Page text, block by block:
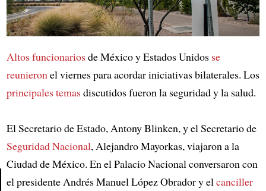
Altos funcionariosde México y Estados Unidos se
reunieron el viernes para acordar iniciativas bilaterales. Los
principales temasdiscutidos fueron la seguridad y la salud.
El Secretario de Estado, Antony Blinken, y el Secretario de
Seguridad Nacional, Alejandro Mayorkas, viajaron a la
Ciudad de México. En el Palacio Nacional conversaron con
el presidente Andrés Manuel López Obrador y el canciller